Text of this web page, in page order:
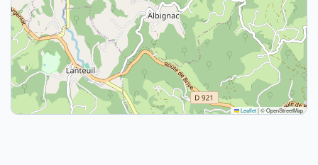
Leaflet|© OpenStreetMap